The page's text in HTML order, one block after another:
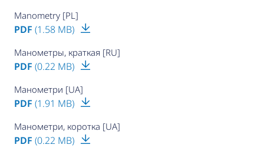
Manometry [PL]
PDF (1.58 MB)
Манометры, краткая [RU]
PDF (0.22 MB)
Манометри [UA]
PDF (1.91 MB)
Манометри, коротка [UA]
PDF (0.22 MB)